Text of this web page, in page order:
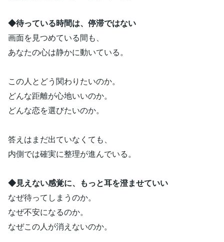
◆待っている時間は、停滞ではない
画面を見つめている間も、
あなたの心は静かに動いている。
この人とどう関わりたいのか。
どんな距離が心地いいのか。
どんな恋を選びたいのか。
答えはまだ出ていなくても、
内側では確実に整理が進んでいる。
◆見えない感覚に、もっと耳を澄ませていい
なぜ待ってしまうのか。
なぜ不安になるのか。
なぜこの人が消えないのか。